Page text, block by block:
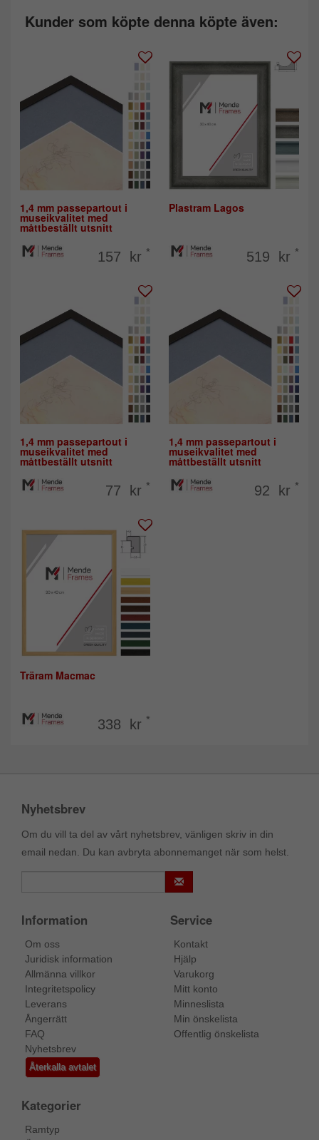
Kunder som köpte denna köpte även:
1,4 mm passepartout i
museikvalitet med
måttbeställt utsnitt
157 kr *
Plastram Lagos
519 kr *
1,4 mm passepartout i
museikvalitet med
måttbeställt utsnitt
77 kr *
1,4 mm passepartout i
museikvalitet med
måttbeställt utsnitt
92 kr *
Träram Macmac
338 kr *
Nyhetsbrev
Om du vill ta del av vårt nyhetsbrev, vänligen skriv in din
email nedan. Du kan avbryta abonnemanget när som helst.
Information
Om oss
Juridisk information
Allmänna villkor
Integritetspolicy
Leverans
Ångerrätt
FAQ
Nyhetsbrev
Återkalla avtalet
Service
Kontakt
Hjälp
Varukorg
Mitt konto
Minneslista
Min önskelista
Offentlig önskelista
Kategorier
Ramtyp